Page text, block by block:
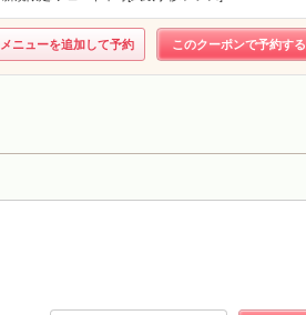
メニューを追加して予約 このクーポンで予約する